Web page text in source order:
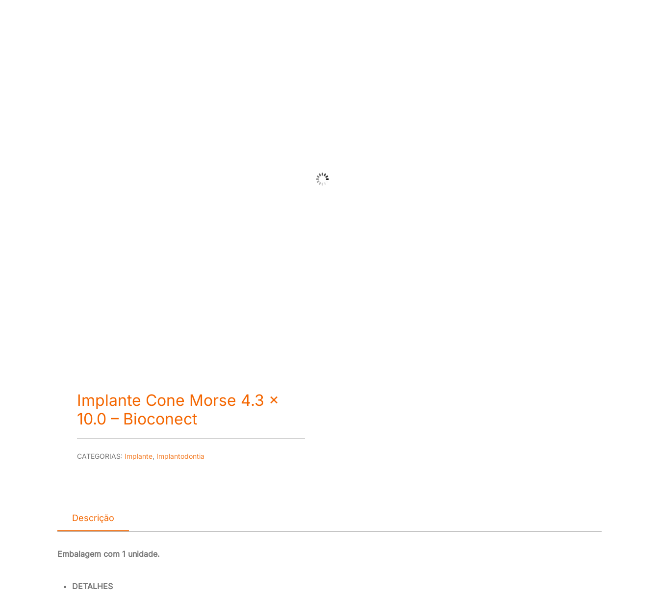
Implante Cone Morse 4.3 x
10.0 – Bioconect
CATEGORIAS: Implante Implantodontia
Descrição
Embalagem com 1 unidade.
DETALHES